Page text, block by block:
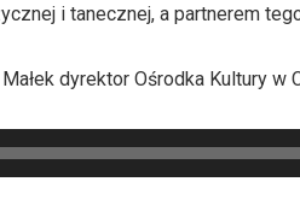
i tanecznej, a partnerem
dyrektor Ośrodka Kultury w